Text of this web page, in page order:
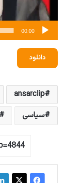
00:00
دانلود
ansarclip
سیاسی